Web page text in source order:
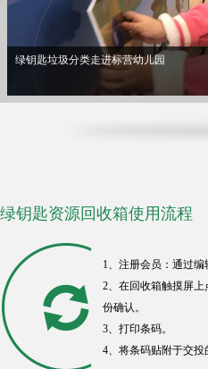
绿钥匙垃圾分类走进标营幼儿园
绿钥匙资源回收箱使用流程
1、注册会员：通过编
2、在回收箱触摸屏
份确认。
3、打印条码。
4、将条码贴附于交